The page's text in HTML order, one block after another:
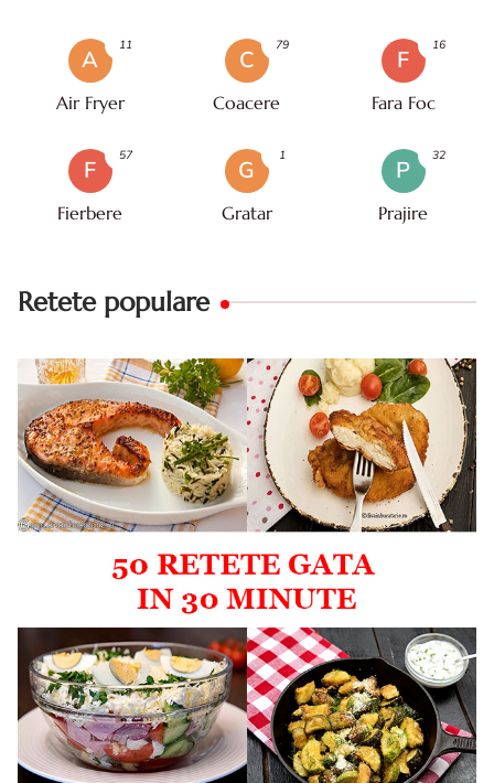
A
Air Fryer
11
C
Coacere
79
F
Fara Foc
16
F
Fierbere
57
G
Gratar
1
P
Prajire
32
Retete populare